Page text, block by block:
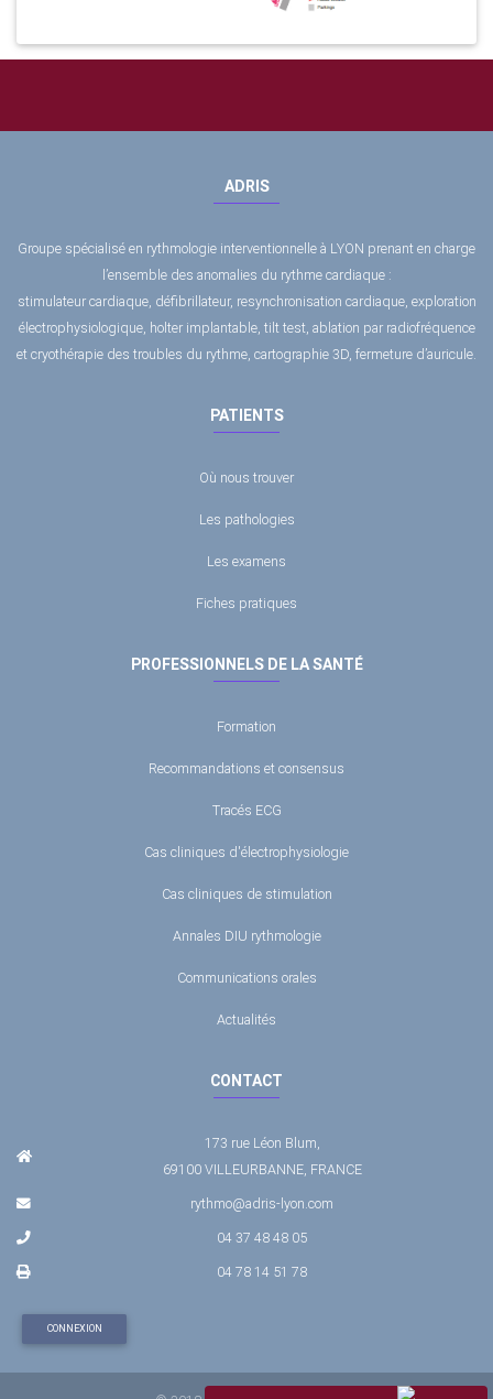
ADRIS
Groupe spécialisé en rythmologie interventionnelle à LYON prenant en charge
l’ensemble des anomalies du rythme cardiaque :
stimulateur cardiaque, défibrillateur, resynchronisation cardiaque, exploration
électrophysiologique, holter implantable, tilt test, ablation par radiofréquence
et cryothérapie des troubles du rythme, cartographie 3D, fermeture d’auricule.
PATIENTS
Où nous trouver
Les pathologies
Les examens
Fiches pratiques
PROFESSIONNELS DE LA SANTÉ
Formation
Recommandations et consensus
Tracés ECG
Cas cliniques d'électrophysiologie
Cas cliniques de stimulation
Annales DIU rythmologie
Communications orales
Actualités
CONTACT
173 rue Léon Blum,
69100 VILLEURBANNE, FRANCE
rythmo@adris-lyon.com
04 37 48 48 05
04 78 14 51 78
CONNEXION